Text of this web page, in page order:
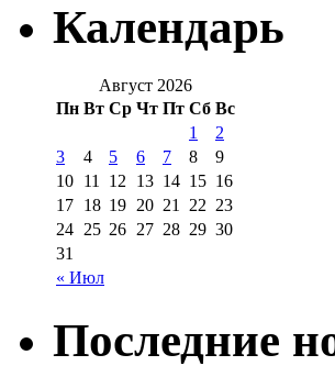
Календарь
Август 2026
Пн Вт Ср Чт Пт Сб Вс
« Июл
1
2
3
4 5 6 7 8
9
10 11 12 13 14 15 16
17 18 19 20 21 22 23
24 25 26 27 28 29 30
31
Последние